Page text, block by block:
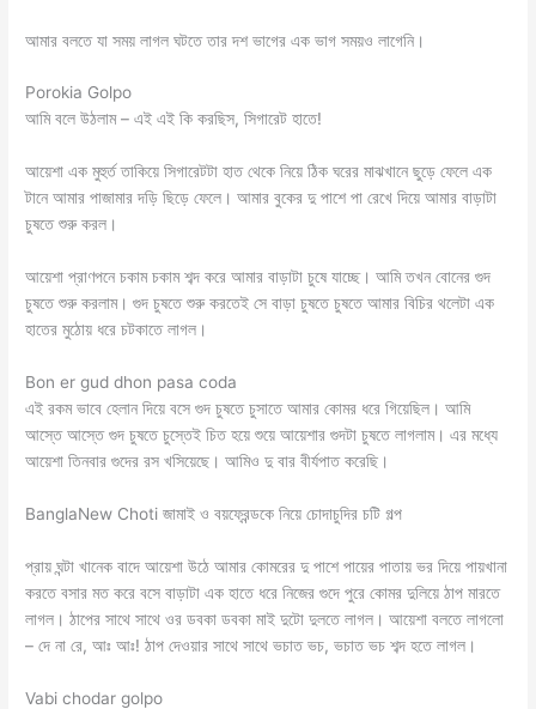
আমার বলতে যা সময় লাগল ঘটতে তার দশ ভাগের এক ভাগ সময়ও লাগেনি।
Porokia Golpo
আমি বলে উঠলাম – এই এই কি করছিস, সিগারেট হাতে!
আয়েশা এক মুহুর্ত তাকিয়ে সিগারেটটা হাত থেকে নিয়ে ঠিক ঘরের মাঝখানে ছুড়ে ফেলে এক
টানে আমার পাজামার দড়ি ছিড়ে ফেলে। আমার বুকের দু পাশে পা রেখে দিয়ে আমার বাড়াটা
চুষতে শুরু করল।
আয়েশা প্রাণপনে চকাম চকাম শব্দ করে আমার বাড়াটা চুষে যাচ্ছে। আমি তখন বোনের গুদ
চুষতে শুরু করলাম। গুদ চুষতে শুরু করতেই সে বাড়া চুষতে চুষতে আমার বিচির থলেটা এক
হাতের মুঠোয় ধরে চটকাতে লাগল।
Bon er gud dhon pasa coda
এই রকম ভাবে হেলান দিয়ে বসে গুদ চুষতে চুসাতে আমার কোমর ধরে গিয়েছিল। আমি
আস্তে আস্তে গুদ চুষতে চুস্তেই চিত হয়ে শুয়ে আয়েশার গুদটা চুষতে লাগলাম। এর মধ্যে
আয়েশা তিনবার গুদের রস খসিয়েছে। আমিও দু বার বীর্যপাত করেছি।
BanglaNew Choti জামাই ও বয়ফ্রেন্ডকে নিয়ে চোদাচুদির চটি গল্প
প্রায় ঘন্টা খানেক বাদে আয়েশা উঠে আমার কোমরের দু পাশে পায়ের পাতায় ভর দিয়ে পায়খানা
করতে বসার মত করে বসে বাড়াটা এক হাতে ধরে নিজের গুদে পুরে কোমর দুলিয়ে ঠাপ মারতে
লাগল। ঠাপের সাথে সাথে ওর ডবকা ডবকা মাই দুটো দুলতে লাগল। আয়েশা বলতে লাগলো
– দে না রে, আঃ আঃ! ঠাপ দেওয়ার সাথে সাথে ভচাত ভচ, ভচাত ভচ শব্দ হতে লাগল।
Vabi chodar golpo